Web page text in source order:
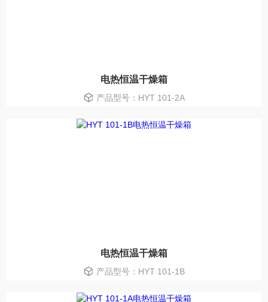
电热恒温干燥箱
产品型号：HYT 101-2A
电热恒温干燥箱
产品型号：HYT 101-1B